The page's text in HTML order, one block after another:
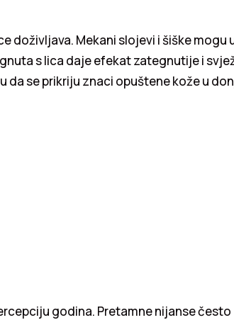
doživljava. Mekani slojevi i šiške mogu
s lica daje efekat zategnutije i
da se prikriju znaci opuštene kože u
godina. Pretamne nijanse često